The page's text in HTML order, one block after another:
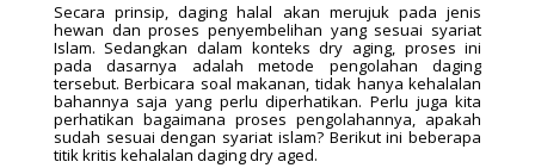
Secara prinsip, daging halal akan merujuk pada jenis
hewan dan proses penyembelihan yang sesuai syariat
Islam. Sedangkan dalam konteks dry aging, proses ini
pada dasarnya adalah metode pengolahan daging
tersebut. Berbicara soal makanan, tidak hanya kehalalan
bahannya saja yang perlu diperhatikan. Perlu juga kita
perhatikan bagaimana proses pengolahannya, apakah
sudah sesuai dengan syariat islam? Berikut ini beberapa
titik kritis kehalalan daging dry aged.